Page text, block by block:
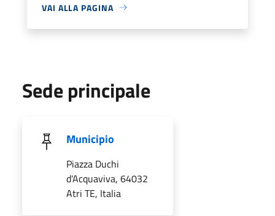
VAI ALLA PAGINA
Sede principale
Municipio
Piazza Duchi
d'Acquaviva, 64032
Atri TE, Italia